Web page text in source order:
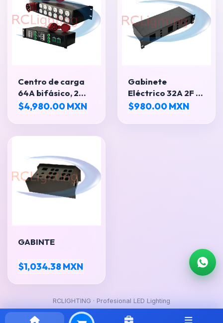
Centro de carga
64A bifásico, 2
faces, 6 contactos
20A/120V, con
protección
display de
voltaje/amperaje/Hz
$4,980.00 MXN
Gabinete
Eléctrico 32A 2F 6
Edison
Display
$980.00 MXN
GABINTE
$1,034.38 MXN
RCLIGHTING · Profesional LED Lighting